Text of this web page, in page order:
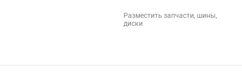
Разместить запчасти, шины,
диски